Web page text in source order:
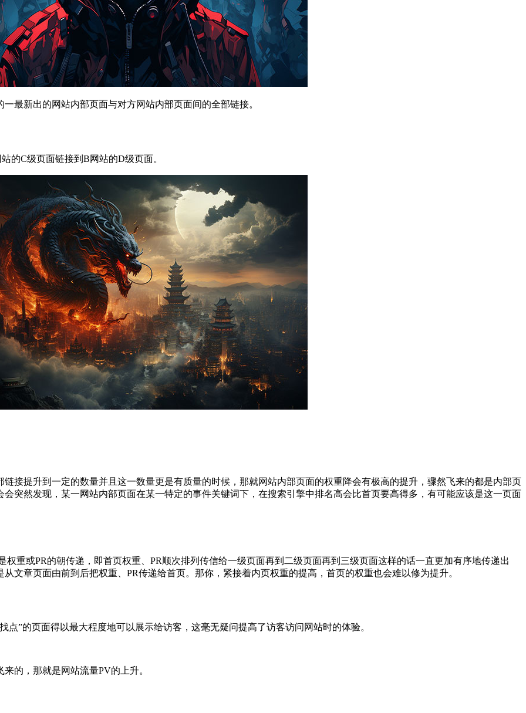
最新出的网站内部页面与对方网站内部页面间的全部链接。
的C级页面链接到B网站的D级页面。
接提升到一定的数量并且这一数量更是有质量的时候，那就网站内部页面的权重降会有极高的提升，骤然飞来的都是内部页
突然发现，某一网站内部页面在某一特定的事件关键词下，在搜索引擎中排名高会比首页要高得多，有可能应该是这一页面
重或PR的朝传递，即首页权重、PR顺次排列传信给一级页面再到二级页面再到三级页面这样的话一直更加有序地传递出
文章页面由前到后把权重、PR传递给首页。那你，紧接着内页权重的提高，首页的权重也会难以修为提升。
”的页面得以最大程度地可以展示给访客，这毫无疑问提高了访客访问网站时的体验。
的，那就是网站流量PV的上升。